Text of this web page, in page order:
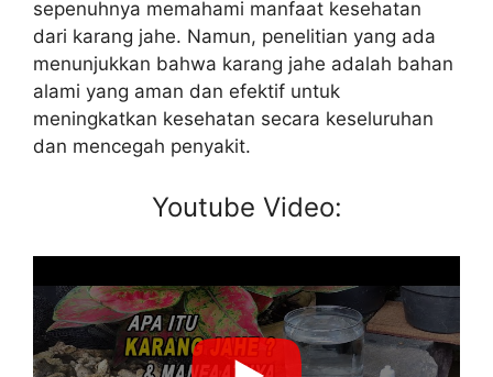
sepenuhnya memahami manfaat kesehatan
dari karang jahe. Namun, penelitian yang ada
menunjukkan bahwa karang jahe adalah bahan
alami yang aman dan efektif untuk
meningkatkan kesehatan secara keseluruhan
dan mencegah penyakit.
Youtube Video: